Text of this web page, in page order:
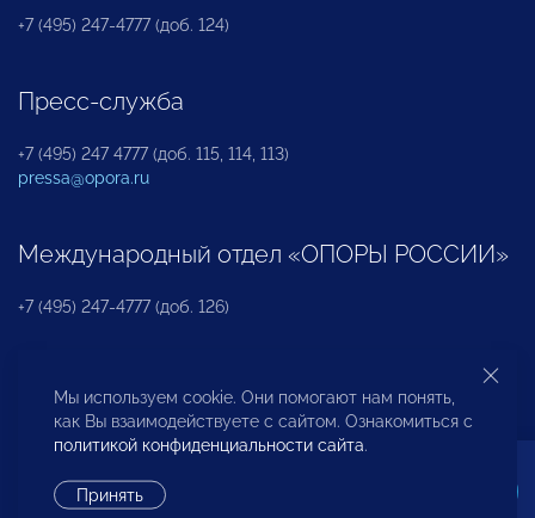
+7 (495) 247-4777 (доб. 124)
Пресс-служба
+7 (495) 247 4777 (доб. 115, 114, 113)
pressa@opora.ru
Международный отдел «ОПОРЫ РОССИИ»
+7 (495) 247-4777 (доб. 126)
Бюро по защите прав предпринимателей и
инвесторов
Мы используем cookie. Они помогают нам понять,
как Вы взаимодействуете с сайтом. Ознакомиться с
политикой конфиденциальности сайта.
Принять